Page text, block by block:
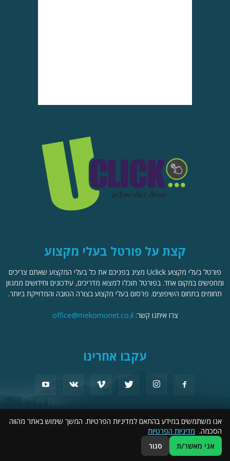
קצת על פורטל בעלי מקצוע
פורטל בעלי מקצוע Uclick מציג בפניכם את כל בעלי המקצוע שאתם צריכים
ומחפשים במקום אחד. בפורטל תוכלו למצוא מדריכים, עידכונים וחידושים ממגוון
תחומים בתחום השיפוצים. פרסום בעלי מקצוע בצורה הטובה והמדוייקת ביותר.
צרו איתנו קשר: office@mekomonet.co.il
עקבו אחרינו
מחפשים כותבים פרסמו אצלנו תמיכה פרסום עסקים
פורטל שיפוצים
© כל הזכויות שמורות לפורטל בעלי מקצוע Uclick
אנו משתמשים במידע בהתאם למדיניות הפרטיות. המשך שימוש באתר מהווה
הסכמה. מדיניות הפרטיות
אני מאשר/ת
סגור